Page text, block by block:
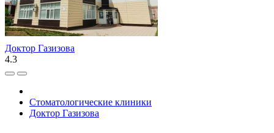
Доктор Газизова
4.3
Стоматологические клиники
Доктор Газизова